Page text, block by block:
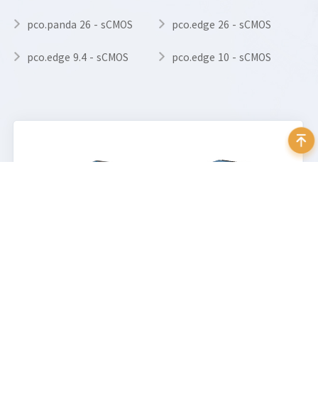
pco.panda 26 - sCMOS pco.edge 26 - sCMOS
pco.edge 9.4 - sCMOS pco.edge 10 - sCMOS